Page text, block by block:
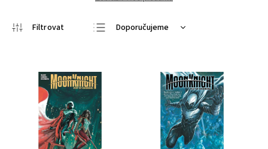
Doporučujeme
Nejprodávanější